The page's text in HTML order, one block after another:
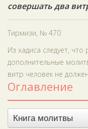
совершать два
Тирмизи, № 470
Из хадиса следует,
дополнительные
витр человек не
Оглавление
Книга молитвы